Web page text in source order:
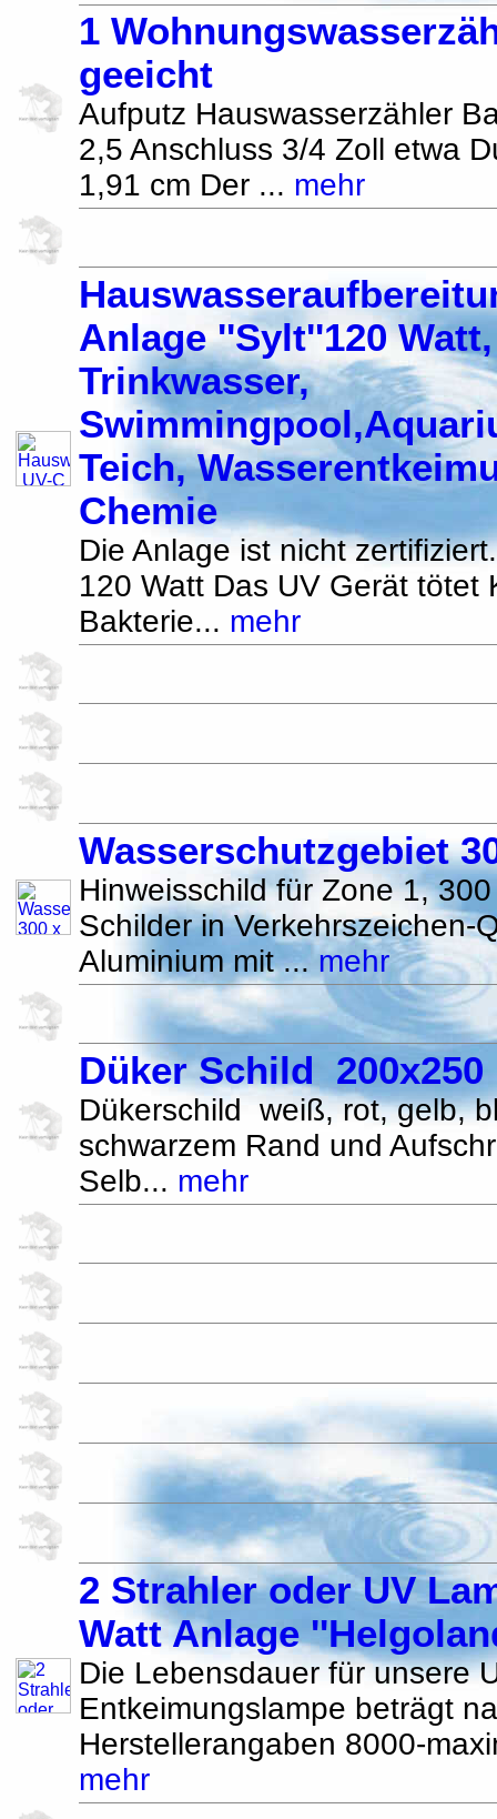
1
geeicht
Aufputz Hauswasserzähler
2,5 Anschluss 3/4 Zoll etwa
1,91 cm Der ... mehr
Anlage ''Sylt''120
Trinkwasser,
Teich,
Chemie
Die Anlage ist nicht
120 Watt Das UV Gerät tötet
Bakterie... mehr
Wasserschutzgebiet
Hinweisschild für Zone 1,
Schilder in Verkehrszeichen-
Aluminium mit ...mehr
Düker Schild 200x250
Dükerschild weiß, rot, gelb,
schwarzem Rand und
Selb... mehr
2 Strahler oder UV
Watt Anlage
Die Lebensdauer für unsere
Entkeimungslampe beträgt
Herstellerangaben 8000-
mehr